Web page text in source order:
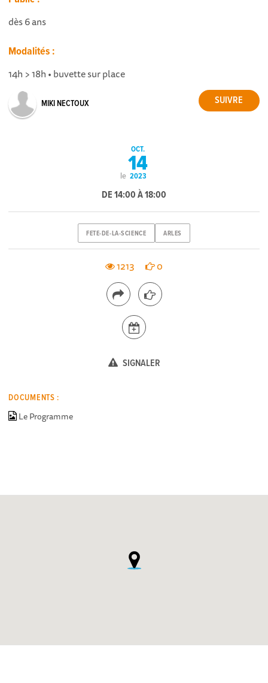
dès 6 ans
Modalités :
14h > 18h • buvette sur place
MIKI NECTOUX
le
OCT.
14
2023
DE 14:00 À 18:00
FETE-DE-LA-SCIENCE ARLES
1213 0
SIGNALER
DOCUMENTS :
Le Programme